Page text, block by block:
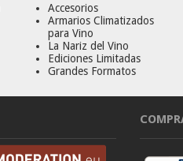
Accesorios
Armarios Climatizados
para Vino
La Nariz del Vino
Ediciones Limitadas
Grandes Formatos